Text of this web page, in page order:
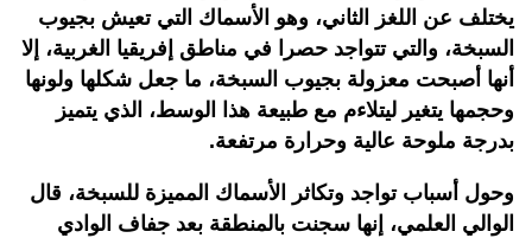
يختلف عن اللغز الثاني، وهو الأسماك التي تعيش بجيوب
السبخة، والتي تتواجد حصرا في مناطق إفريقيا الغربية، إلا
أنها أصبحت معزولة بجيوب السبخة، ما جعل شكلها ولونها
وحجمها يتغير ليتلاءم مع طبيعة هذا الوسط، الذي يتميز
بدرجة ملوحة عالية وحرارة مرتفعة.
وحول أسباب تواجد وتكاثر الأسماك المميزة للسبخة، قال
الوالي العلمي، إنها سجنت بالمنطقة بعد جفاف الوادي